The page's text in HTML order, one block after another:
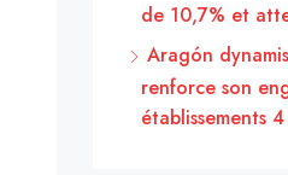
de 10,7% et
Aragón
renforce son
établissements